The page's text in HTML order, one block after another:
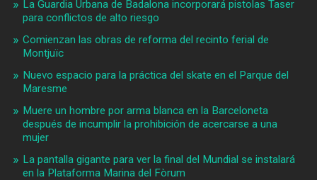
La Guardia Urbana de Badalona incorporará pistolas Taser
para conflictos de alto riesgo
Comienzan las obras de reforma del recinto ferial de
Montjuïc
Nuevo espacio para la práctica del skate en el Parque del
Maresme
Muere un hombre por arma blanca en la Barceloneta
después de incumplir la prohibición de acercarse a una
mujer
La pantalla gigante para ver la final del Mundial se instalará
en la Plataforma Marina del Fòrum